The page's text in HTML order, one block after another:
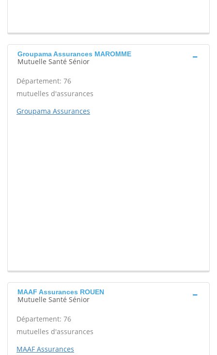
Groupama Assurances MAROMME
Mutuelle Santé Sénior
Département: 76
mutuelles d'assurances
Groupama Assurances
MAAF Assurances ROUEN
Mutuelle Santé Sénior
Département: 76
mutuelles d'assurances
MAAF Assurances